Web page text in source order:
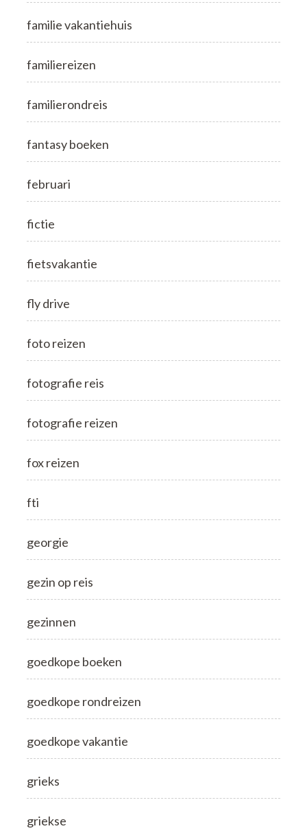
familie vakantiehuis
familiereizen
familierondreis
fantasy boeken
februari
fictie
fietsvakantie
fly drive
foto reizen
fotografie reis
fotografie reizen
fox reizen
fti
georgie
gezin op reis
gezinnen
goedkope boeken
goedkope rondreizen
goedkope vakantie
grieks
griekse